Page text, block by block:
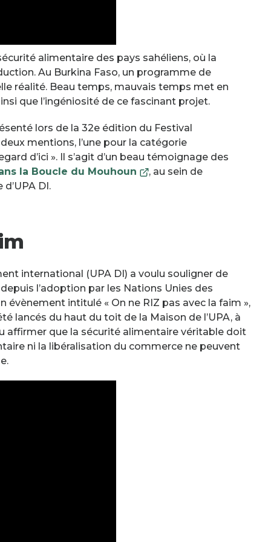
alimentaire des pays sahéliens, où la
Au Burkina Faso, un programme de
réalité. Beau temps, mauvais temps met en
que l’ingéniosité de ce fascinant projet.
lors de la 32e édition du Festival
mentions, l’une pour la catégorie
d’ici ». Il s’agit d’un beau témoignage des
la Boucle du Mouhoun
Ce
, au sein de
DI.
international (UPA DI) a voulu souligner de
l’adoption par les Nations Unies des
intitulé « On ne RIZ pas avec la faim »,
lancés du haut du toit de la Maison de l’UPA, à
affirmer que la sécurité alimentaire véritable doit
ni la libéralisation du commerce ne peuvent